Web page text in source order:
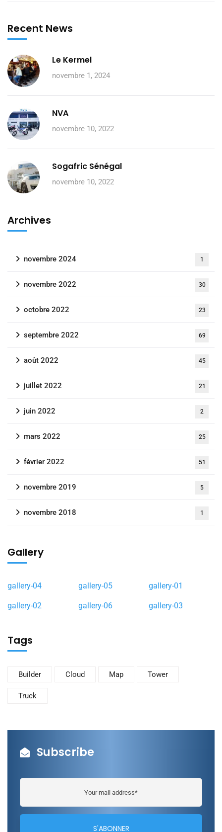
Recent News
Le Kermel
novembre 1, 2024
NVA
novembre 10, 2022
Sogafric Sénégal
novembre 10, 2022
Archives
novembre 2024 1
novembre 2022 30
octobre 2022 23
septembre 2022 69
août 2022 45
juillet 2022 21
juin 2022 2
mars 2022 25
février 2022 51
novembre 2019 5
novembre 2018 1
Gallery
gallery-04 gallery-05 gallery-01
gallery-02 gallery-06 gallery-03
Tags
Builder Cloud Map Tower
Truck
Subscribe